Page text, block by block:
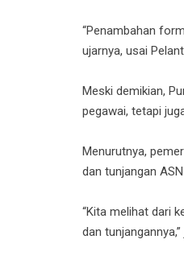
“Penambahan
ujarnya, usai
Meski demikian,
pegawai, tetapi
Menurutnya,
dan tunjangan
“Kita melihat dari
dan